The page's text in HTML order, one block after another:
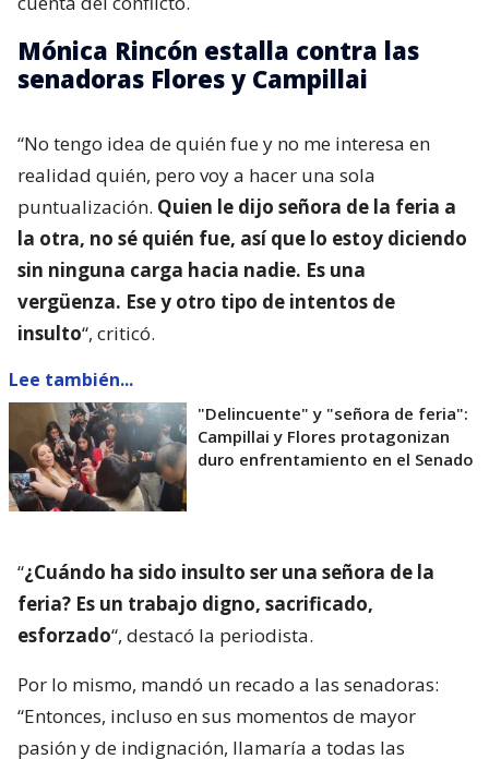
Mónica Rincón estalla contra las
senadoras Flores y Campillai
“No tengo idea de quién fue y no me interesa en
realidad quién, pero voy a hacer una sola
puntualización. Quien le dijo señora de la feria a
la otra, no sé quién fue, así que lo estoy diciendo
sin ninguna carga hacia nadie. Es una
vergüenza. Ese y otro tipo de intentos de
insulto“, criticó.
Lee también...
"Delincuente" y "señora de feria":
Campillai y Flores protagonizan
duro enfrentamiento en el Senado
“¿Cuándo ha sido insulto ser una señora de la
feria? Es un trabajo digno, sacrificado,
esforzado“, destacó la periodista.
Por lo mismo, mandó un recado a las senadoras:
“Entonces, incluso en sus momentos de mayor
pasión y de indignación, llamaría a todas las